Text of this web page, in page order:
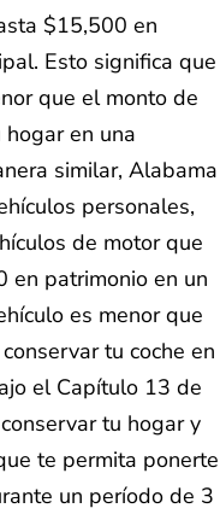
$15,500 en
Esto significa que
que el monto de
en una
similar, Alabama
personales,
de motor que
en patrimonio en un
es menor que
tu coche en
el Capítulo 13 de
tu hogar y
te permita ponerte
un período de 3